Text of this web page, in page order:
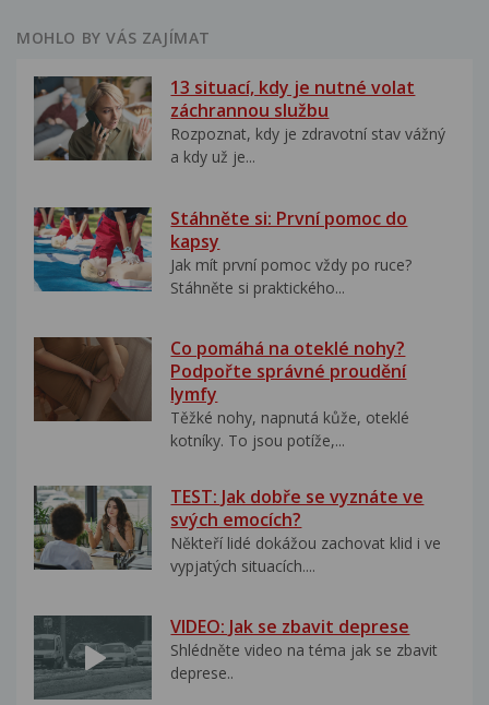
MOHLO BY VÁS ZAJÍMAT
13 situací, kdy je nutné volat
záchrannou službu
Rozpoznat, kdy je zdravotní stav vážný
a kdy už je...
Stáhněte si: První pomoc do
kapsy
Jak mít první pomoc vždy po ruce?
Stáhněte si praktického...
Co pomáhá na oteklé nohy?
Podpořte správné proudění
lymfy
Těžké nohy, napnutá kůže, oteklé
kotníky. To jsou potíže,...
TEST: Jak dobře se vyznáte ve
svých emocích?
Někteří lidé dokážou zachovat klid i ve
vypjatých situacích....
VIDEO: Jak se zbavit deprese
Shlédněte video na téma jak se zbavit
deprese..